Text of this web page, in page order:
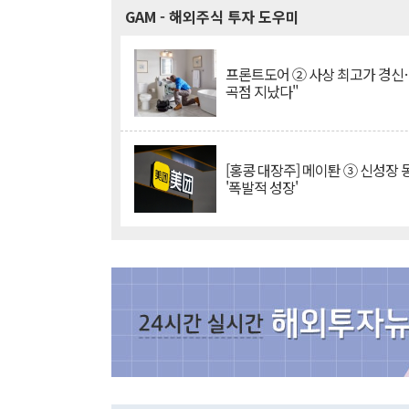
GAM - 해외주식 투자 도우미
프론트도어 ② 사상 최고가 경
곡점 지났다"
[홍콩 대장주] 메이퇀 ③ 신성장
'폭발적 성장'